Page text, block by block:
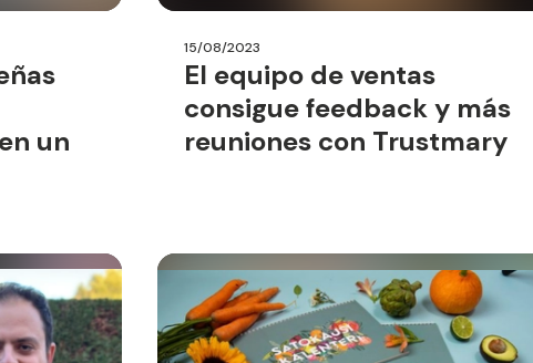
un
15/08/2023
El equipo de ventas
consigue feedback y más
reuniones con Trustmary